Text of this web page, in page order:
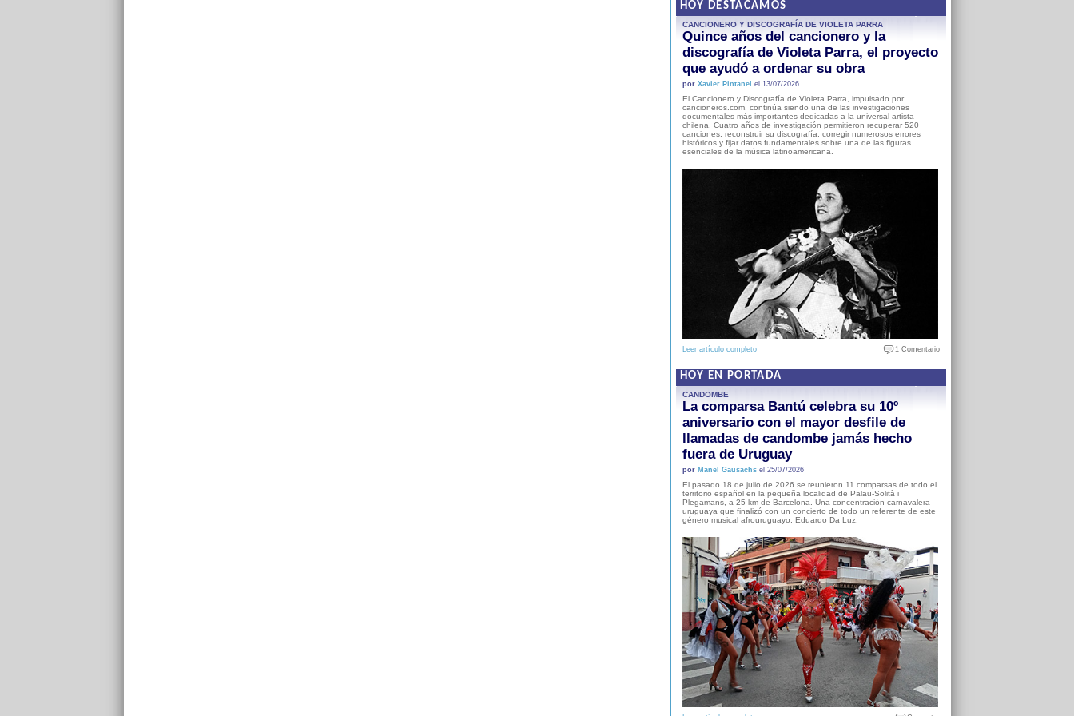
HOY DESTACAMOS
CANCIONERO Y DISCOGRAFÍA DE VIOLETA PARRA
Quince años del cancionero y la
discografía de Violeta Parra, el proyecto
que ayudó a ordenar su obra
por Xavier Pintanel el 13/07/2026
El Cancionero y Discografía de Violeta Parra, impulsado por
cancioneros.com, continúa siendo una de las investigaciones
documentales más importantes dedicadas a la universal artista
chilena. Cuatro años de investigación permitieron recuperar 520
canciones, reconstruir su discografía, corregir numerosos errores
históricos y fijar datos fundamentales sobre una de las figuras
esenciales de la música latinoamericana.
Leer artículo completo 1 Comentario
HOY EN PORTADA
CANDOMBE
La comparsa Bantú celebra su 10º
aniversario con el mayor desfile de
llamadas de candombe jamás hecho
fuera de Uruguay
por Manel Gausachsel 25/07/2026
El pasado 18 de julio de 2026 se reunieron 11 comparsas de todo el
territorio español en la pequeña localidad de Palau-Solità i
Plegamans, a 25 km de Barcelona. Una concentración carnavalera
uruguaya que finalizó con un concierto de todo un referente de este
género musical afrouruguayo, Eduardo Da Luz.